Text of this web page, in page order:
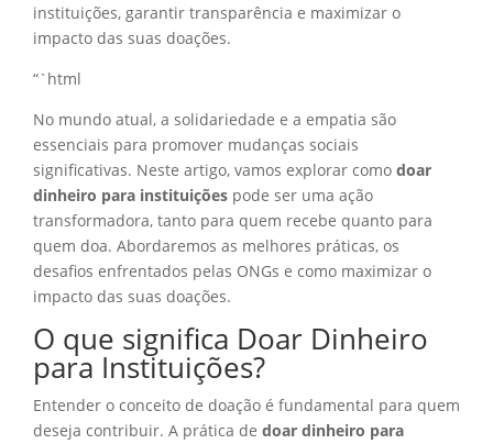
instituições, garantir transparência e maximizar o
impacto das suas doações.
“`html
No mundo atual, a solidariedade e a empatia são
essenciais para promover mudanças sociais
significativas. Neste artigo, vamos explorar como doar
dinheiro para instituições pode ser uma ação
transformadora, tanto para quem recebe quanto para
quem doa. Abordaremos as melhores práticas, os
desafios enfrentados pelas ONGs e como maximizar o
impacto das suas doações.
O que significa Doar Dinheiro
para Instituições?
Entender o conceito de doação é fundamental para quem
deseja contribuir. A prática de doar dinheiro para